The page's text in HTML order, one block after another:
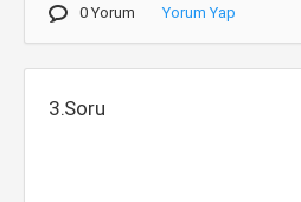
0 Yorum Yorum Yap
3.Soru